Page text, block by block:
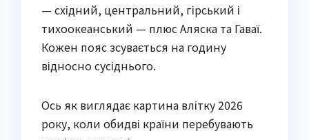
— східний, центральний, гірський і
тихоокеанський — плюс Аляска та Гаваї.
Кожен пояс зсувається на годину
відносно сусіднього.
Ось як виглядає картина влітку 2026
року, коли обидві країни перебувають